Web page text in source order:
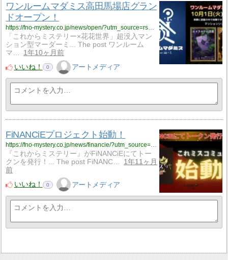
ワンルームマダミス高田馬場店グラン
ドオープン！
「これからミステリー×花花世界」超没入マン
ション型マーダーミ... The post ワンルーム
マ…
1年10ヶ月前
いいね！
0 アートメディア
FiNANCiEプロジェクト始動！
https://fno-mystery.co.jp/news/financie/?utm_source=rss&utm_medium=rss&utm_campaign=financie
『これからミステリー』がFiNANCiEにてトー
クンを発行！... The post FiNANC…
1年11ヶ月
前
いいね！
0 アートメディア